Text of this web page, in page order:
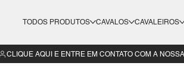
TODOS PRODUTOS CAVALOS CAVALEIROS